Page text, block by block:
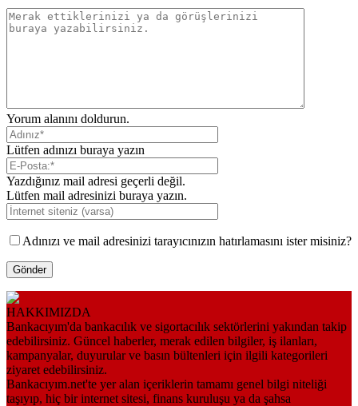
Yorum alanını doldurun.
Lütfen adınızı buraya yazın
Yazdığınız mail adresi geçerli değil.
Lütfen mail adresinizi buraya yazın.
Adınızı ve mail adresinizi tarayıcınızın hatırlamasını ister misiniz?
HAKKIMIZDA
Bankacıyım'da bankacılık ve sigortacılık sektörlerini yakından takip
edebilirsiniz. Güncel haberler, merak edilen bilgiler, iş ilanları,
kampanyalar, duyurular ve basın bültenleri için ilgili kategorileri
ziyaret edebilirsiniz.
Bankacıyım.net'te yer alan içeriklerin tamamı genel bilgi niteliği
taşıyıp, hiç bir internet sitesi, finans kuruluşu ya da şahsa